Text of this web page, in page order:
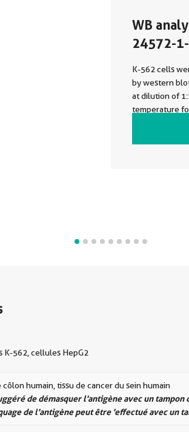
WB
24572-
K-562 cells
by western
at dilution of 1:1000
temperature
K-562, cellules HepG2
côlon humain, tissu de cancer du sein humain
de démasquer l'antigène avec un tampon
de l'antigène peut être 'effectué avec un